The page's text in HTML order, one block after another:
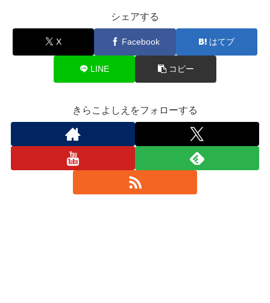
シェアする
X Facebook はてブ
LINE コピー
きらこよしえをフォローする